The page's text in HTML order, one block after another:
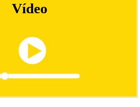
Vídeo